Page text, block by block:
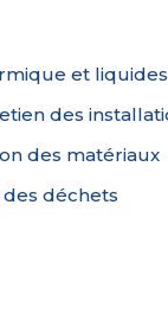
et
des
des matériaux
déchets